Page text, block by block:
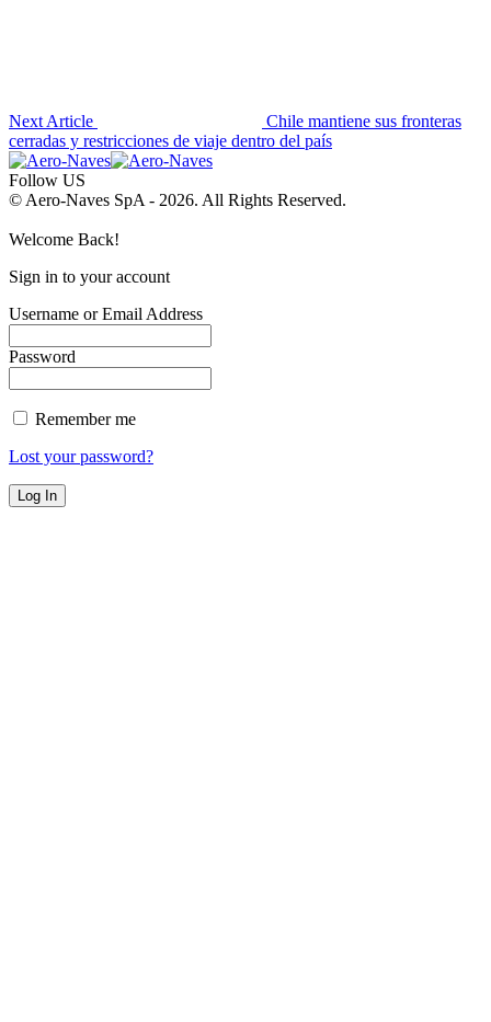
Next Article
Chile mantiene sus fronteras
cerradas y restricciones de viaje dentro del país
Follow US
© Aero-Naves SpA - 2026. All Rights Reserved.
Welcome Back!
Sign in to your account
Username or Email Address
Password
Remember me
Lost your password?